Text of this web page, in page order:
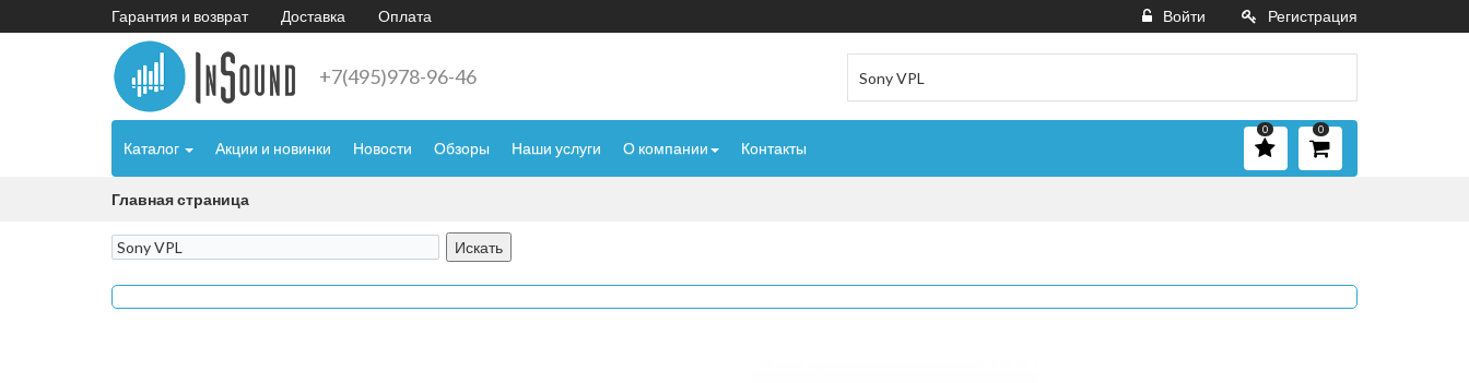
Гарантия и возврат Доставка Оплата Войти Регистрация
+7(495)978-96-46
Каталог Акции и новинки Новости Обзоры Наши услуги О компании Контакты
0
0
Главная страница